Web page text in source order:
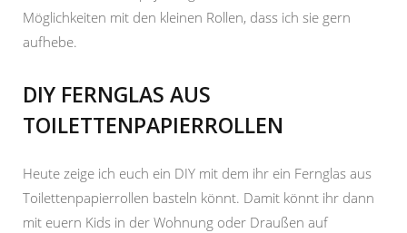
Möglichkeiten mit den kleinen Rollen, dass ich sie gern
aufhebe.
DIY FERNGLAS AUS
TOILETTENPAPIERROLLEN
Heute zeige ich euch ein DIY mit dem ihr ein Fernglas aus
Toilettenpapierrollen basteln könnt. Damit könnt ihr dann
mit euern Kids in der Wohnung oder Draußen auf